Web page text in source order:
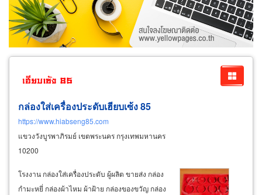
ขายส่ง ขายปลีก ผู้ผลิต
ตัวแทนจัดจำหน่าย
ผู้ส่งออก/นำเข้า
ธุรกิจบริการ
กล่องใส่เครื่องประดับเฮียบเซ้ง 85
https://www.hiabseng85.com
แขวงวังบูรพาภิรมย์ เขตพระนคร กรุงเทพมหานคร
10200
โรงงาน กล่องใส่เครื่องประดับ ผู้ผลิต ขายส่ง กล่อง
กำมะหยี่ กล่องผ้าไหม ผ้าฝ้าย กล่องของขวัญ กล่อง